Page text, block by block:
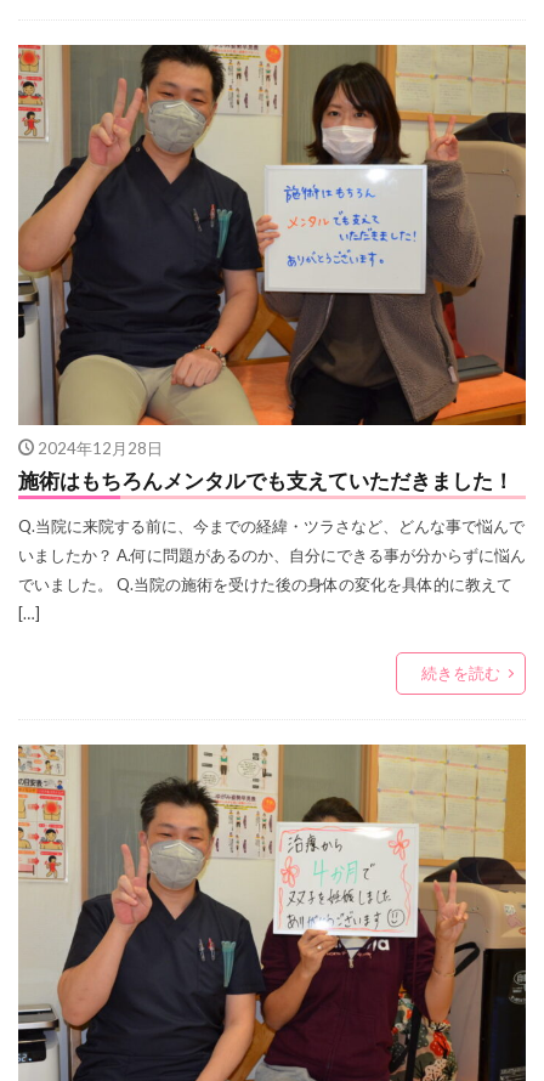
2024年12月28日
施術はもちろんメンタルでも支えていただきました！
Q.当院に来院する前に、今までの経緯・ツラさなど、どんな事で悩んで
いましたか？ A.何に問題があるのか、自分にできる事が分からずに悩ん
でいました。 Q.当院の施術を受けた後の身体の変化を具体的に教えて
[…]
続きを読む